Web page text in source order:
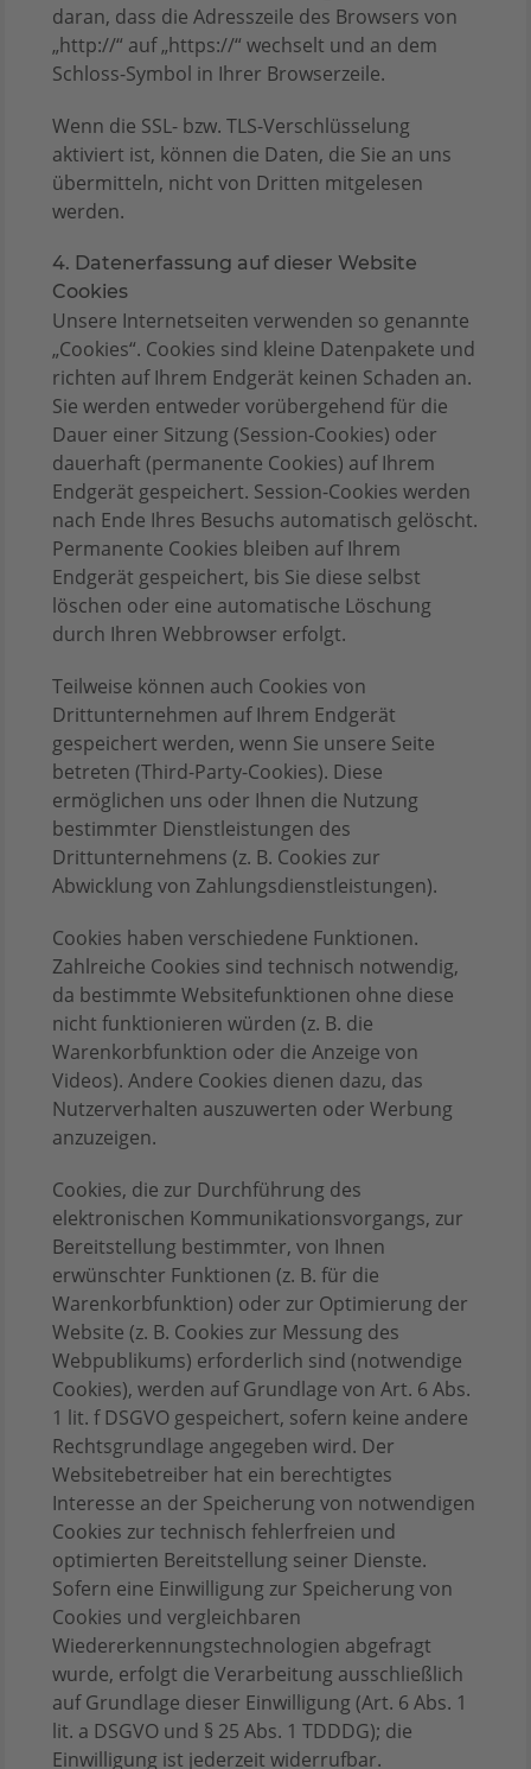
daran, dass die Adresszeile des Browsers von
„http://“ auf „https://“ wechselt und an dem
Schloss-Symbol in Ihrer Browserzeile.
Wenn die SSL- bzw. TLS-Verschlüsselung
aktiviert ist, können die Daten, die Sie an uns
übermitteln, nicht von Dritten mitgelesen
werden.
4. Datenerfassung auf dieser Website
Cookies
Unsere Internetseiten verwenden so genannte
„Cookies“. Cookies sind kleine Datenpakete und
richten auf Ihrem Endgerät keinen Schaden an.
Sie werden entweder vorübergehend für die
Dauer einer Sitzung (Session-Cookies) oder
dauerhaft (permanente Cookies) auf Ihrem
Endgerät gespeichert. Session-Cookies werden
nach Ende Ihres Besuchs automatisch gelöscht.
Permanente Cookies bleiben auf Ihrem
Endgerät gespeichert, bis Sie diese selbst
löschen oder eine automatische Löschung
durch Ihren Webbrowser erfolgt.
Teilweise können auch Cookies von
Drittunternehmen auf Ihrem Endgerät
gespeichert werden, wenn Sie unsere Seite
betreten (Third-Party-Cookies). Diese
ermöglichen uns oder Ihnen die Nutzung
bestimmter Dienstleistungen des
Drittunternehmens (z. B. Cookies zur
Abwicklung von Zahlungsdienstleistungen).
Cookies haben verschiedene Funktionen.
Zahlreiche Cookies sind technisch notwendig,
da bestimmte Websitefunktionen ohne diese
nicht funktionieren würden (z. B. die
Warenkorbfunktion oder die Anzeige von
Videos). Andere Cookies dienen dazu, das
Nutzerverhalten auszuwerten oder Werbung
anzuzeigen.
Cookies, die zur Durchführung des
elektronischen Kommunikationsvorgangs, zur
Bereitstellung bestimmter, von Ihnen
erwünschter Funktionen (z. B. für die
Warenkorbfunktion) oder zur Optimierung der
Website (z. B. Cookies zur Messung des
Webpublikums) erforderlich sind (notwendige
Cookies), werden auf Grundlage von Art. 6 Abs.
1 lit. f DSGVO gespeichert, sofern keine andere
Rechtsgrundlage angegeben wird. Der
Websitebetreiber hat ein berechtigtes
Interesse an der Speicherung von notwendigen
Cookies zur technisch fehlerfreien und
optimierten Bereitstellung seiner Dienste.
Sofern eine Einwilligung zur Speicherung von
Cookies und vergleichbaren
Wiedererkennungstechnologien abgefragt
wurde, erfolgt die Verarbeitung ausschließlich
auf Grundlage dieser Einwilligung (Art. 6 Abs. 1
lit. a DSGVO und § 25 Abs. 1 TDDDG); die
Einwilligung ist jederzeit widerrufbar.